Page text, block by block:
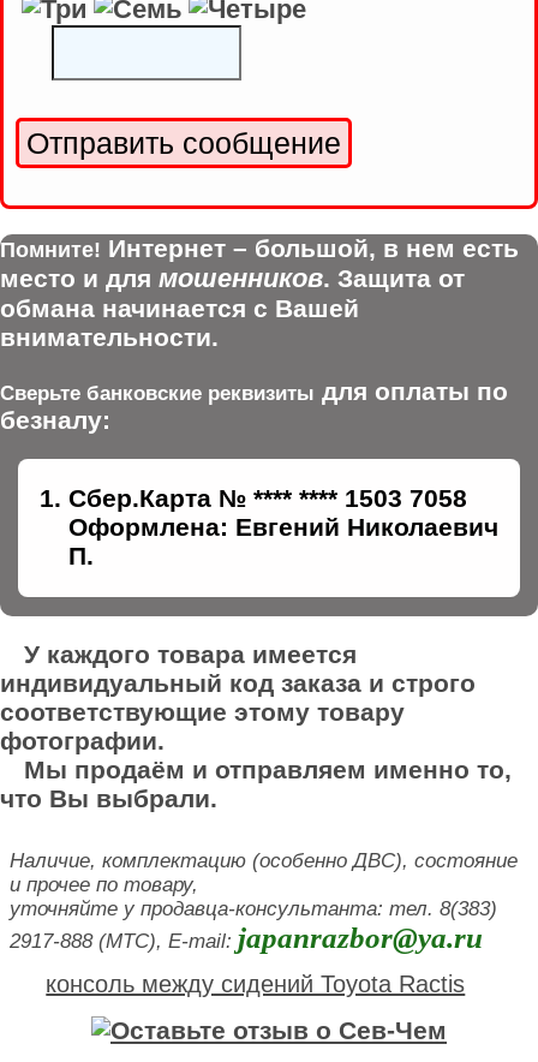
Помните! Интернет – большой, в нем есть
место и для мошенников. Защита от
обмана начинается с Вашей
внимательности.
Сверьте банковские реквизиты для оплаты по
безналу:
Сбер.Карта № **** **** 1503 7058
Оформлена: Евгений Николаевич
П.
У каждого товара имеется
индивидуальный код заказа и строго
соответствующие этому товару
фотографии.
Мы продаём и отправляем именно то,
что Вы выбрали.
Наличие, комплектацию (особенно ДВС), состояние
и прочее по товару,
уточняйте у продавца-консультанта: тел. 8(383)
2917-888 (МТС), E-mail: japanrazbor@ya.ru
консоль между сидений Toyota Ractis